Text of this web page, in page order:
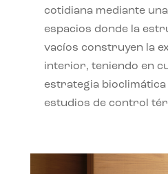
cotidiana mediante
espacios donde la
vacíos construyen la
interior, teniendo en
estrategia bioclimática
estudios de control